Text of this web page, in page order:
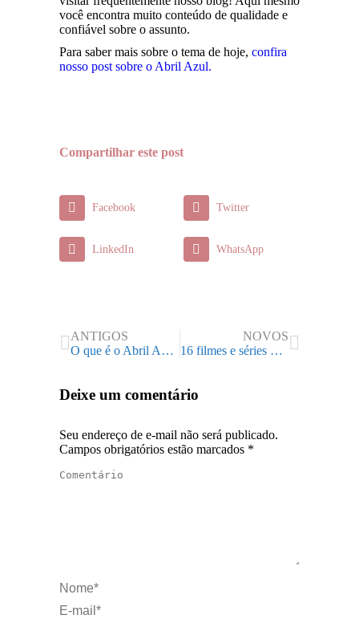
você encontra muito conteúdo de qualidade e
confiável sobre o assunto.
Para saber mais sobre o tema de hoje, confira
nosso post sobre o Abril Azul.
Compartilhar este post
Facebook Twitter
LinkedIn WhatsApp
ANTIGOS
O que é o Abril Azul: mês de conscientização do autismo
NOVOS
16 filmes e séries para você entender mais sobre o espectro do autismo
Deixe um comentário
Seu endereço de e-mail não será publicado.
Campos obrigatórios estão marcados *
Comentário
Nome *
E-mail *